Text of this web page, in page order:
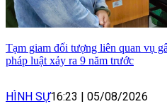
Tạm giam đối tượng liên quan vụ
pháp luật xảy ra 9 năm trước
HÌNH SỰ16:23 | 05/08/2026